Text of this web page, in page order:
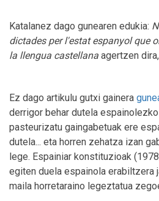
Katalanez dago gunearen edukia:
dictades per l'estat espanyol que
la llengua castellana agertzen
Ez dago artikulu gutxi gainera
derrigor behar dutela
pasteurizatu gaingabetuak ere
dutela... eta horren zehatza izan
lege. Espainiar konstituzioak
egiten duela espainola erabiltzera
maila horretaraino legeztatua